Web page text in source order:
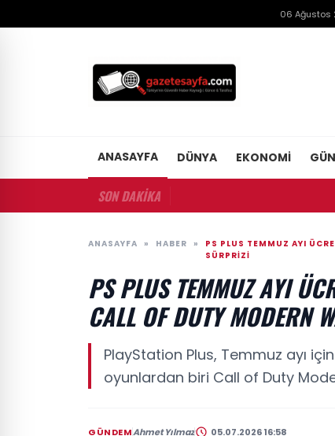
06 Ağustos
ANASAYFA DÜNYA EKONOMI
SON DAKİKA
ANASAYFA » HABER »
PS PLUS TEMMUZ AYI
SÜRPRIZI
PS PLUS TEMMUZ AYI
CALL OF DUTY MODERN
PlayStation Plus, Temmuz ayı
oyunlardan biri Call of Duty
GÜNDEMAhmet Yılmaz 05.07.2026 16:58